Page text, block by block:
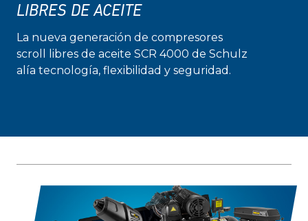
LIBRES DE ACEITE
La nueva generación de compresores
scroll libres de aceite SCR 4000 de Schulz
alía tecnología, flexibilidad y seguridad.